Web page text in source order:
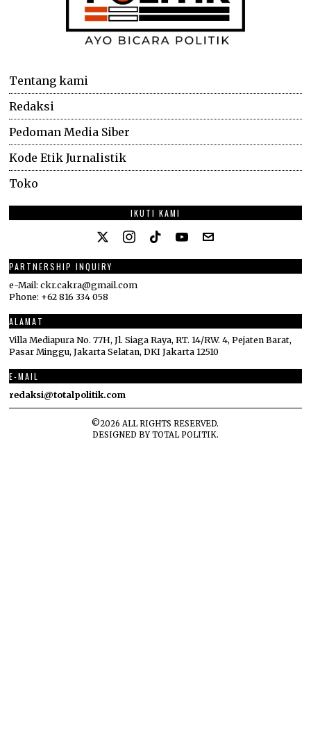
Tentang kami
Redaksi
Pedoman Media Siber
Kode Etik Jurnalistik
Toko
IKUTI KAMI
PARTNERSHIP INQUIRY
e-Mail: ckr.cakra@gmail.com
Phone: +62 816 334 058
ALAMAT
Villa Mediapura No. 77H, Jl. Siaga Raya, RT. 14/RW. 4, Pejaten Barat,
Pasar Minggu, Jakarta Selatan, DKI Jakarta 12510
E-MAIL
redaksi@totalpolitik.com
©2026 ALL RIGHTS RESERVED.
DESIGNED BYTOTAL POLITIK.